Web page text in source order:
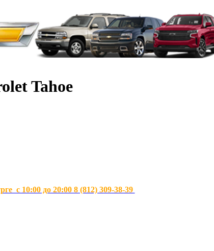
Tahoe
10:00 до 20:00 8 (812) 309-38-39